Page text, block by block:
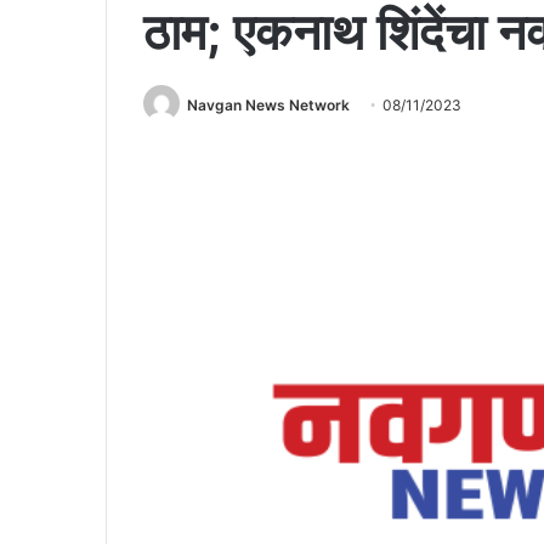
ठाम; एकनाथ शिंदेंचा
Navgan News Network 08/11/2023